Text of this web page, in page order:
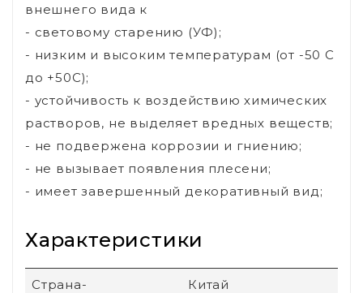
внешнего вида к
- световому старению (УФ);
- низким и высоким температурам (от -50 С
до +50С);
- устойчивость к воздействию химических
растворов, не выделяет вредных веществ;
- не подвержена коррозии и гниению;
- не вызывает появления плесени;
- имеет завершенный декоративный вид;
Характеристики
Страна-
Китай